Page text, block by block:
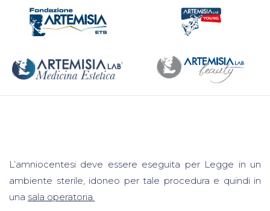
L’amniocentesi deve essere eseguita per Legge in un
ambiente sterile, idoneo per tale procedura e quindi in
una sala operatoria.